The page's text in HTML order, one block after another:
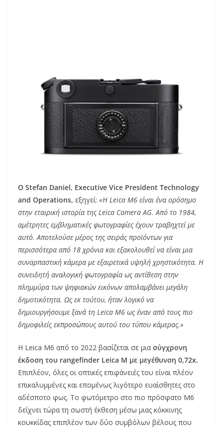
Ο Stefan Daniel, Executive Vice President Technology
and Operations, εξηγεί: «Η Leica M6 είναι ένα ορόσημο
στην εταιρική ιστορία της Leica Camera AG. Από το 1984,
αμέτρητες εμβληματικές φωτογραφίες έχουν τραβηχτεί με
αυτό. Αποτελούσε μέρος της σειράς προϊόντων για
περισσότερα από 18 χρόνια και εξακολουθεί να είναι μια
συναρπαστική κάμερα με εξαιρετικά υψηλή χρηστικότητα. Η
συνειδητή αναλογική φωτογραφία ως αντίθεση στην
πλημμύρα των ψηφιακών εικόνων απολαμβάνει μεγάλη
δημοτικότητα. Ως εκ τούτου, ήταν λογικό να
δημιουργήσουμε ξανά τη Leica M6 ως έναν από τους πιο
δημοφιλείς εκπροσώπους αυτού του τύπου κάμερας.»
H Leica M6 από το 2022 βασίζεται σε μια σύγχρονη
έκδοση του rangefinder Leica M με μεγέθυνση 0,72x.
Επιπλέον, όλες οι οπτικές επιφάνειές του είναι πλέον
επικαλυμμένες και επομένως λιγότερο ευαίσθητες στο
αδέσποτο φως. Το φωτόμετρο στο πιο πρόσφατο M6
δείχνει τώρα τη σωστή έκθεση μέσω μιας κόκκινης
κουκκίδας επιπλέον των δύο συμβόλων βέλους που